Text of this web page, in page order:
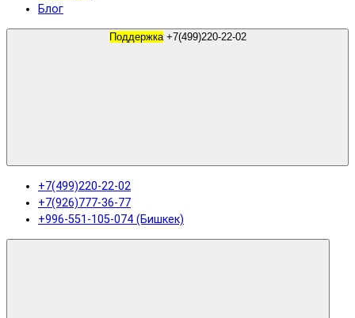
Блог
Поддержка +7(499)220-22-02
+7(499)220-22-02
+7(926)777-36-77
+996-551-105-074 (Бишкек)